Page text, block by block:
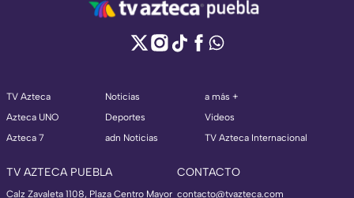
TV Azteca
Azteca UNO
Azteca 7
Noticias
Deportes
adn Noticias
a más +
Videos
TV Azteca Internacional
TV AZTECA PUEBLA
Calz Zavaleta 1108, Plaza Centro Mayor
CONTACTO
contacto@tvazteca.com